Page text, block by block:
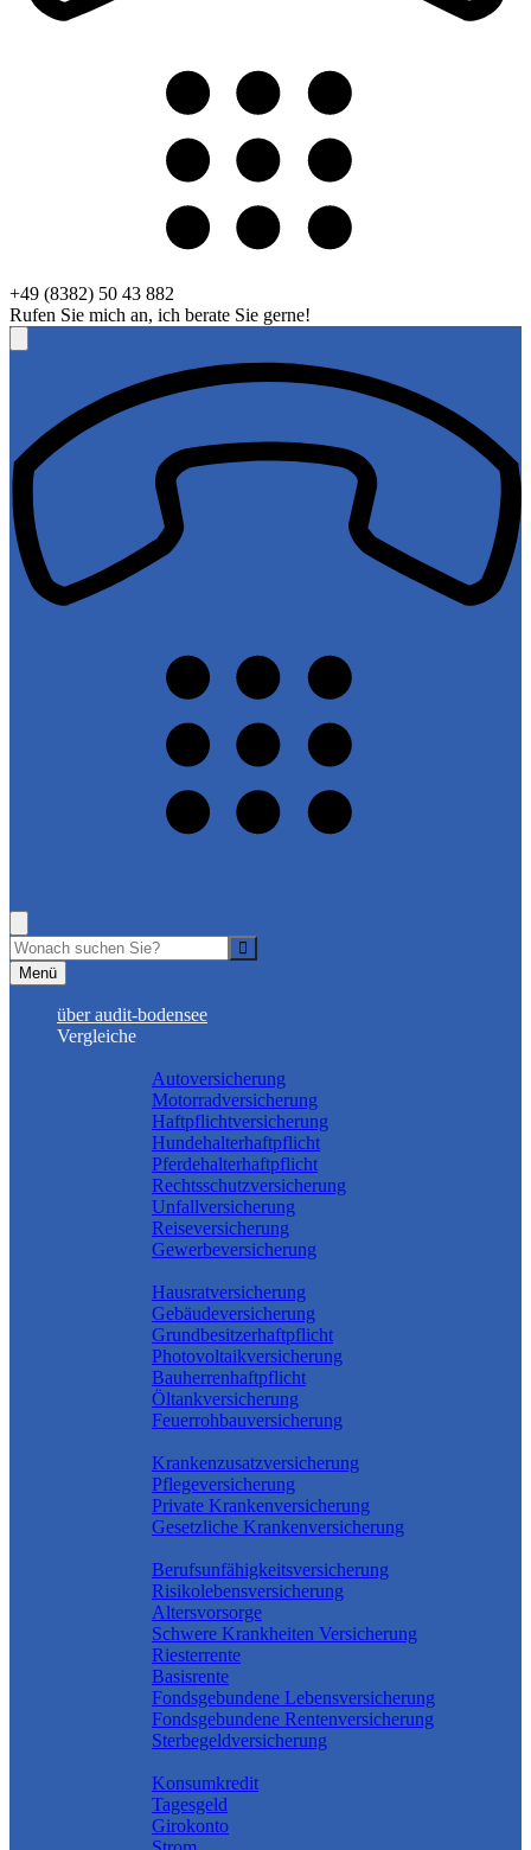
+49 (8382) 50 43 882
Rufen Sie mich an, ich berate Sie gerne!
Menü
über audit-bodensee
Vergleiche
Autoversicherung
Motorradversicherung
Haftpflichtversicherung
Hundehalterhaftpflicht
Pferdehalterhaftpflicht
Rechtsschutzversicherung
Unfallversicherung
Reiseversicherung
Gewerbeversicherung
Hausratversicherung
Gebäudeversicherung
Grundbesitzerhaftpflicht
Photovoltaikversicherung
Bauherrenhaftpflicht
Öltankversicherung
Feuerrohbauversicherung
Krankenzusatzversicherung
Pflegeversicherung
Private Krankenversicherung
Gesetzliche Krankenversicherung
Berufs­unfähigkeitsversicherung
Risikolebensversicherung
Altersvorsorge
Schwere Krankheiten Versicherung
Riesterrente
Basisrente
Fondsgebundene Lebensversicherung
Fondsgebundene Rentenversicherung
Sterbegeldversicherung
Konsumkredit
Tagesgeld
Girokonto